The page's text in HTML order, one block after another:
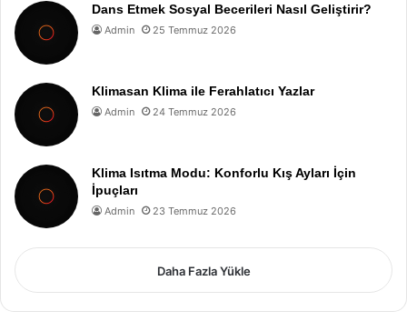
Dans Etmek Sosyal Becerileri Nasıl Geliştirir?
Admin 25 Temmuz 2026
Klimasan Klima ile Ferahlatıcı Yazlar
Admin 24 Temmuz 2026
Klima Isıtma Modu: Konforlu Kış Ayları İçin
İpuçları
Admin 23 Temmuz 2026
Daha Fazla Yükle